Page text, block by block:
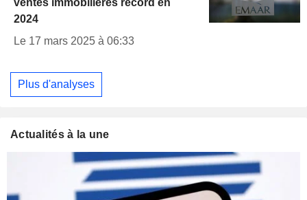
ventes immobilières record en
2024
Le 17 mars 2025 à 06:33
Plus d'analyses
Actualités à la une